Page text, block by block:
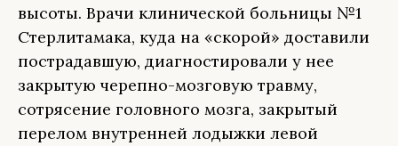
высоты. Врачи клинической больницы №1
Стерлитамака, куда на «скорой» доставили
пострадавшую, диагностировали у нее
закрытую черепно-мозговую травму,
сотрясение головного мозга, закрытый
перелом внутренней лодыжки левой